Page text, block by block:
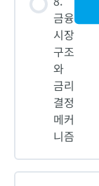
금융
시장
구조
와
금리
결정
메커
니즘